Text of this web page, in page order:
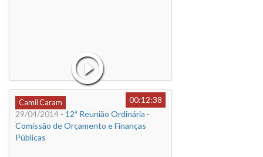
Camil Caram
00:12:38
29/04/2014 - 12ª Reunião Ordinária -
Comissão de Orçamento e Finanças
Públicas